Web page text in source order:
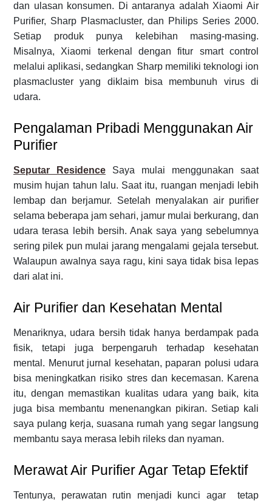
dan ulasan konsumen. Di antaranya adalah Xiaomi Air
Purifier, Sharp Plasmacluster, dan Philips Series 2000.
Setiap produk punya kelebihan masing-masing.
Misalnya, Xiaomi terkenal dengan fitur smart control
melalui aplikasi, sedangkan Sharp memiliki teknologi ion
plasmacluster yang diklaim bisa membunuh virus di
udara.
Pengalaman Pribadi Menggunakan Air
Purifier
Seputar Residence Saya mulai menggunakan saat
musim hujan tahun lalu. Saat itu, ruangan menjadi lebih
lembap dan berjamur. Setelah menyalakan air purifier
selama beberapa jam sehari, jamur mulai berkurang, dan
udara terasa lebih bersih. Anak saya yang sebelumnya
sering pilek pun mulai jarang mengalami gejala tersebut.
Walaupun awalnya saya ragu, kini saya tidak bisa lepas
dari alat ini.
Air Purifier dan Kesehatan Mental
Menariknya, udara bersih tidak hanya berdampak pada
fisik, tetapi juga berpengaruh terhadap kesehatan
mental. Menurut jurnal kesehatan, paparan polusi udara
bisa meningkatkan risiko stres dan kecemasan. Karena
itu, dengan memastikan kualitas udara yang baik, kita
juga bisa membantu menenangkan pikiran. Setiap kali
saya pulang kerja, suasana rumah yang segar langsung
membantu saya merasa lebih rileks dan nyaman.
Merawat Air Purifier Agar Tetap Efektif
Tentunya, perawatan rutin menjadi kunci agar tetap